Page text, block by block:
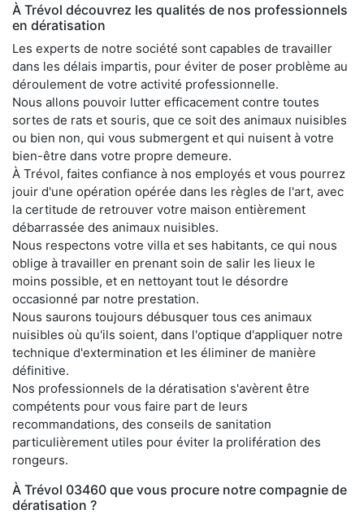
À Trévol découvrez les qualités de nos professionnels
en dératisation
Les experts de notre société sont capables de travailler
dans les délais impartis, pour éviter de poser problème au
déroulement de votre activité professionnelle.
Nous allons pouvoir lutter efficacement contre toutes
sortes de rats et souris, que ce soit des animaux nuisibles
ou bien non, qui vous submergent et qui nuisent à votre
bien-être dans votre propre demeure.
À Trévol, faites confiance à nos employés et vous pourrez
jouir d'une opération opérée dans les règles de l'art, avec
la certitude de retrouver votre maison entièrement
débarrassée des animaux nuisibles.
Nous respectons votre villa et ses habitants, ce qui nous
oblige à travailler en prenant soin de salir les lieux le
moins possible, et en nettoyant tout le désordre
occasionné par notre prestation.
Nous saurons toujours débusquer tous ces animaux
nuisibles où qu'ils soient, dans l'optique d'appliquer notre
technique d'extermination et les éliminer de manière
définitive.
Nos professionnels de la dératisation s'avèrent être
compétents pour vous faire part de leurs
recommandations, des conseils de sanitation
particulièrement utiles pour éviter la prolifération des
rongeurs.
À Trévol 03460 que vous procure notre compagnie de
dératisation ?